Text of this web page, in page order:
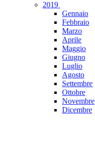
2019
Gennaio
Febbraio
Marzo
Aprile
Maggio
Giugno
Luglio
Agosto
Settembre
Ottobre
Novembre
Dicembre